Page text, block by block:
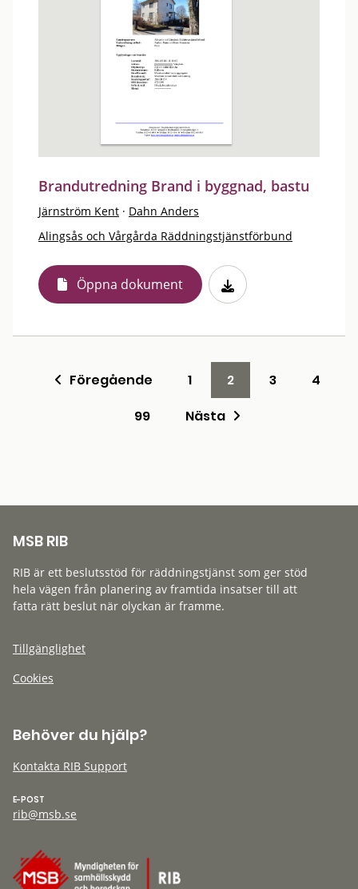
Brandutredning Brand i byggnad, bastu
Järnström Kent · Dahn Anders
Alingsås och Vårgårda Räddningstjänstförbund
Öppna dokument
Föregående 1 2 3
4
99
Nästa
MSB RIB
RIB är ett beslutsstöd för räddningstjänst som ger stöd
hela vägen från planering av framtida insatser till att
fatta rätt beslut när olyckan är framme.
Tillgänglighet
Cookies
Behöver du hjälp?
Kontakta RIB Support
E-POST
rib@msb.se